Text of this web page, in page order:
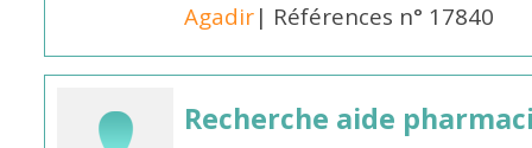
Agadir| Références n° 17840
Recherche aide